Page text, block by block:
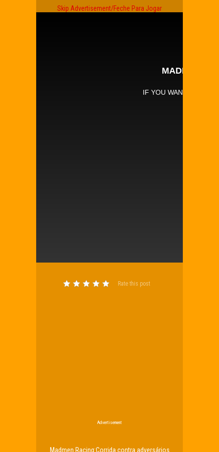
Skip Advertisement/Feche Para Jogar
Rate this post
Advertisement
Madmen Racing:Corrida contra adversários